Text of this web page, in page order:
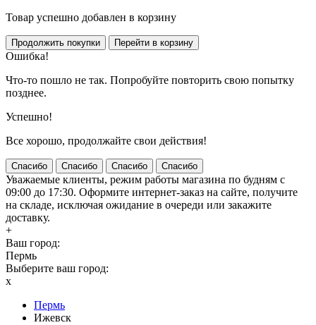
Товар успешно добавлен в корзину
Ошибка!
Что-то пошло не так. Попробуйте повторить свою попытку
позднее.
Успешно!
Все хорошо, продолжайте свои действия!
Спасибо Спасибо Спасибо Спасибо
Уважаемые клиенты, режим работы магазина по будням с
09:00 до 17:30. Оформите интернет-заказ на сайте, получите
на складе, исключая ожидание в очереди или закажите
доставку.
+
Ваш город:
Пермь
Выберите ваш город:
x
Пермь
Ижевск